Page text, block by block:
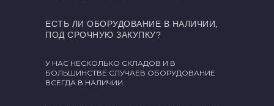
У НАС НЕСКОЛЬКО СКЛАДОВ И В
БОЛЬШИНСТВЕ СЛУЧАЕВ ОБОРУДОВАНИЕ
ВСЕГДА В НАЛИЧИИ.
ЕСТЬ ЛИ ОБОРУДОВАНИЕ В НАЛИЧИИ,
ПОД СРОЧНУЮ ЗАКУПКУ?